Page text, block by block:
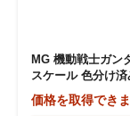
MG 機動戦士ガン
スケール 色分け
価格を取得でき